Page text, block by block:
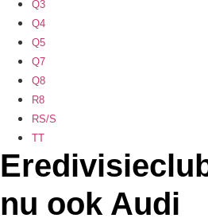
Q3
Q4
Q5
Q7
Q8
R8
RS/S
TT
nu ook Audi